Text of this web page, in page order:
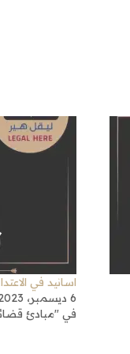
اسانيد في
6 ديسمبر، 2023
في "مبادئ